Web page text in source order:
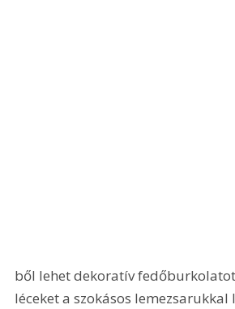
ből lehet dekoratív
léceket a szokásos lemezsarukkal